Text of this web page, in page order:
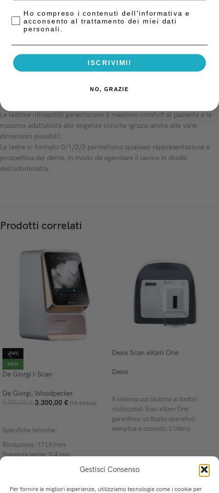
Gestisci Consenso
Per fornire le migliori esperienze, utilizziamo tecnologie come i cookie per
contesti esclusivi, grazie al suo design particolare e alla dimensione
veramente compatta (28×16,5×21 cm) permette di concentrarsi solo
differenziazione dei tessuti e delle diverse strutture anatomiche, ora in
super-risoluzione.
Le lastrine ultrasottili garantiscono il massimo comfort al paziente e la
massima adattabilità alle esigenze cliniche (grazie anche alle varie
dimensioni possibili).
Le lastre in formato 0/1/2/3 permettono qualsiasi rappresentazione e
prospettiva del dente, in modo da agevolare il lavoro in studio
dell’odontoiatra.
Prodotti correlati
-34%
NEW
De Giorgi I-Scan
De Giorgi, Woodpecker
5.000,00€ 3.300,00 € IVA esclusa
Specifiche tecniche:
Risoluzione: 17 LP/mm
Spessore lastre: 0,4 mm
Formati lastre: 21 x 32 mm, 23 x 39
Dexis Scan eXam One
Dexis
Il sistema con lastrine ai fosfori
riutilizzabili Scan eXam One
garantisce un flusso operativo
semplice e comodo. L’intero
Privacy Policy
Ho compreso i contenuti dell'informativa e
acconsento al trattamento dei miei dati
personali.
ISCRIVIMI!
NO, GRAZIE